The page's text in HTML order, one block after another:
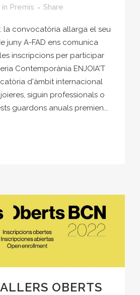
in Premis Share
la convocatòria allarga el seu
juny A-FAD ens comunica
inscripcions per participar
Contemporània ENJOIA'T
d'àmbit internacional
siguin professionals o
guardons anuals premien...
OBERTS